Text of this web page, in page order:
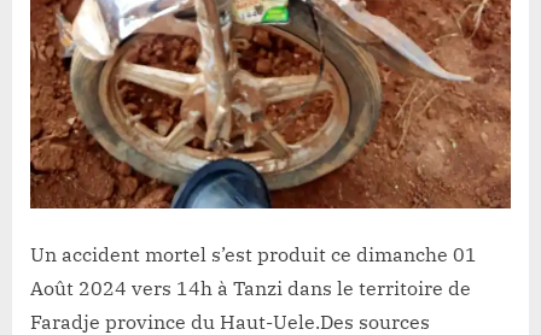
Un accident mortel s’est produit ce dimanche 01
Août 2024 vers 14h à Tanzi dans le territoire de
Faradje province du Haut-Uele.Des sources